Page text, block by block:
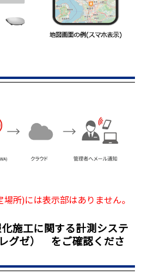
所)には表示部はありません。
施工に関する計測システ
グゼ） をご確認くださ